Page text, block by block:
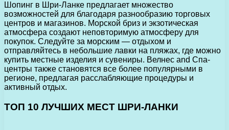
Шопинг в Шри-Ланке предлагает множество
возможностей для благодаря разнообразию торговых
центров и магазинов. Морской бриз и экзотическая
атмосфера создают неповторимую атмосферу для
покупок. Следуйте за морским — отдыхом и
отправляйтесь в небольшие лавки на пляжах, где можно
купить местные изделия и сувениры. Велнес and Спа-
центры также становятся все более популярными в
регионе, предлагая расслабляющие процедуры и
активный отдых.
ТОП 10 ЛУЧШИХ МЕСТ ШРИ-ЛАНКИ